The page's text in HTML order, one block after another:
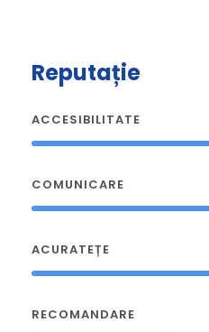
Reputație
ACCESIBILITATE
COMUNICARE
ACURATEȚE
RECOMANDARE